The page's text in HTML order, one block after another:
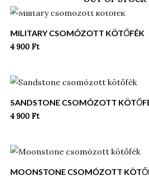
MILITARY CSOMÓZOTT KÖTŐFÉK
4 900 Ft
SANDSTONE CSOMÓZOTT
4 900 Ft
MOONSTONE CSOMÓZOTT